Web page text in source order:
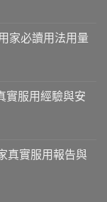
家必讀用法用量
實服用經驗與安
真實服用報告與